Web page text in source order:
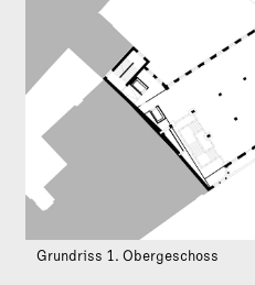
Grundriss 1. Obergeschoss